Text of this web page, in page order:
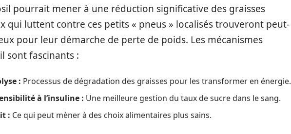
pourrait mener à une réduction significative des graisses
qui luttent contre ces petits « pneus » localisés trouveront peut-
pour leur démarche de perte de poids. Les mécanismes
sont fascinants :
: Processus de dégradation des graisses pour les transformer en énergie.
à l’insuline : Une meilleure gestion du taux de sucre dans le sang.
: Ce qui peut mèner à des choix alimentaires plus sains.